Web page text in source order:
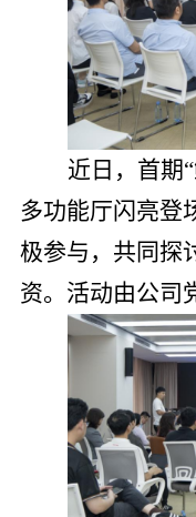
近日，首期
多功能厅闪亮登
极参与，共同探
资。活动由公司